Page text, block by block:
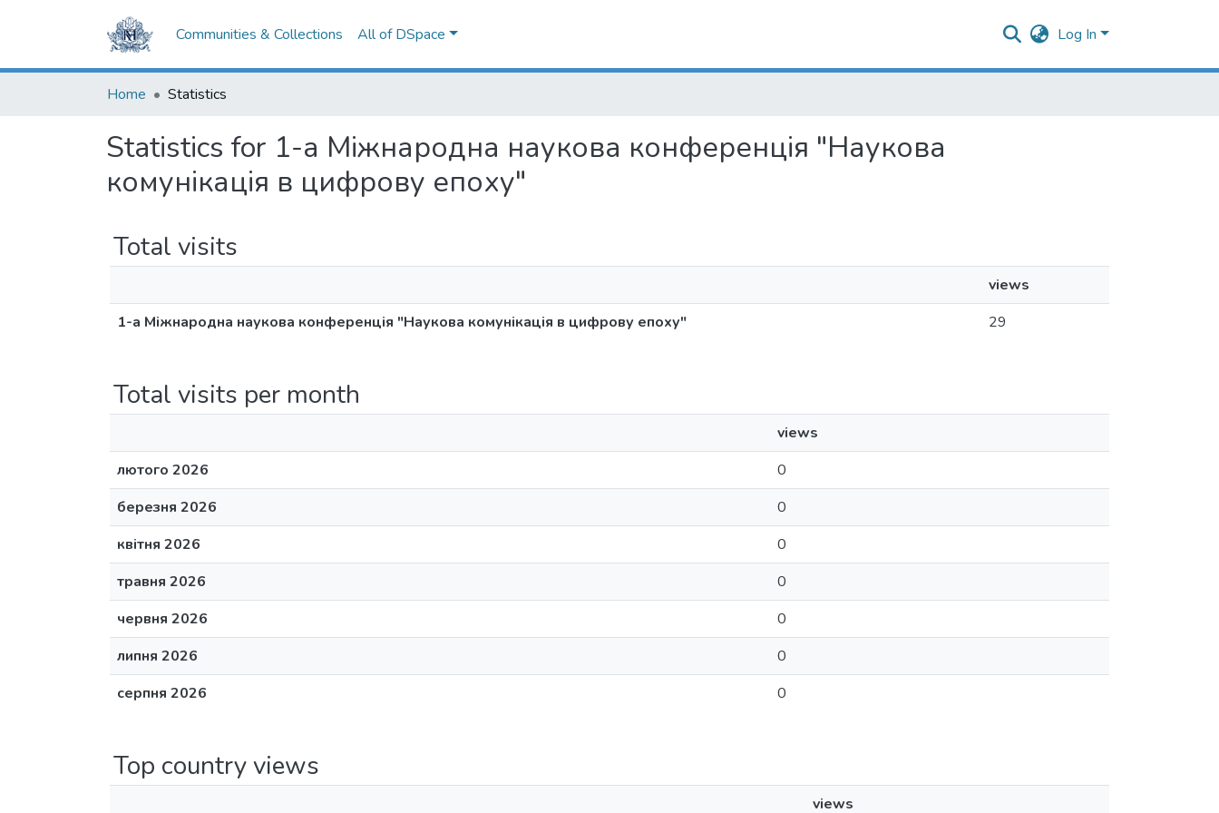
Communities & Collections All of DSpace Log In
Home Statistics
Statistics for 1-а Міжнародна наукова конференція "Наукова
комунікація в цифрову епоху"
Total visits
views
1-а Міжнародна наукова конференція "Наукова комунікація в цифрову епоху"
29
Total visits per month
views
лютого 2026
0
березня 2026
0
квітня 2026
0
травня 2026
0
червня 2026
0
липня 2026
0
серпня 2026
0
Top country views
views